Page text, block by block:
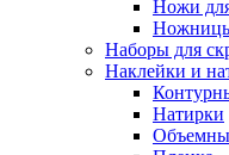
Ножи
Наборы для
Наклейки и
Натирки